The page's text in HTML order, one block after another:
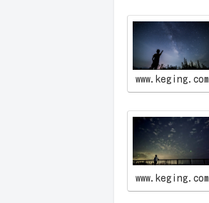
www.keging.com
www.keging.com